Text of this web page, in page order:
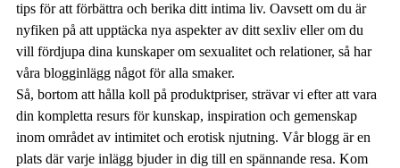
tips för att förbättra och berika ditt intima liv. Oavsett om du är
nyfiken på att upptäcka nya aspekter av ditt sexliv eller om du
vill fördjupa dina kunskaper om sexualitet och relationer, så har
våra blogginlägg något för alla smaker.
Så, bortom att hålla koll på produktpriser, strävar vi efter att vara
din kompletta resurs för kunskap, inspiration och gemenskap
inom området av intimitet och erotisk njutning. Vår blogg är en
plats där varje inlägg bjuder in dig till en spännande resa. Kom